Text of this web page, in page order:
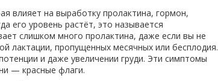
влияет на выработку пролактина, гормон,
его уровень растёт, это называется
слишком много пролактина, даже если вы не
лактации, пропущенных месячных или бесплодия.
и даже увеличении груди. Эти симптомы
— красные флаги.